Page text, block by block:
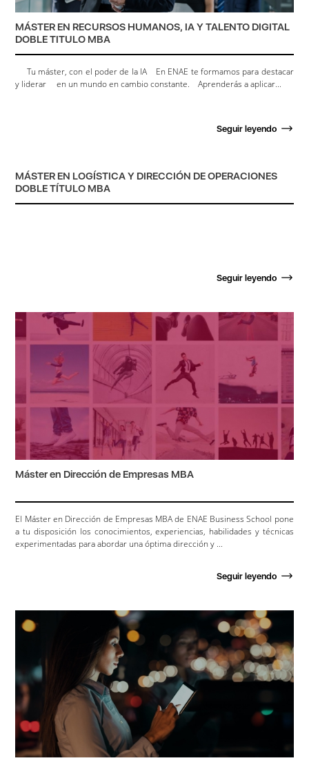
MÁSTER EN RECURSOS HUMANOS, IA Y TALENTO DIGITAL
DOBLE TITULO MBA
Tu máster, con el poder de la IA En ENAE te formamos para destacar
y liderar en un mundo en cambio constante. Aprenderás a aplicar...
Seguir leyendo
MÁSTER EN LOGÍSTICA Y DIRECCIÓN DE OPERACIONES
DOBLE TÍTULO MBA
Seguir leyendo
Máster en Dirección de Empresas MBA
El Máster en Dirección de Empresas MBA de ENAE Business School pone
a tu disposición los conocimientos, experiencias, habilidades y técnicas
experimentadas para abordar una óptima dirección y ...
Seguir leyendo